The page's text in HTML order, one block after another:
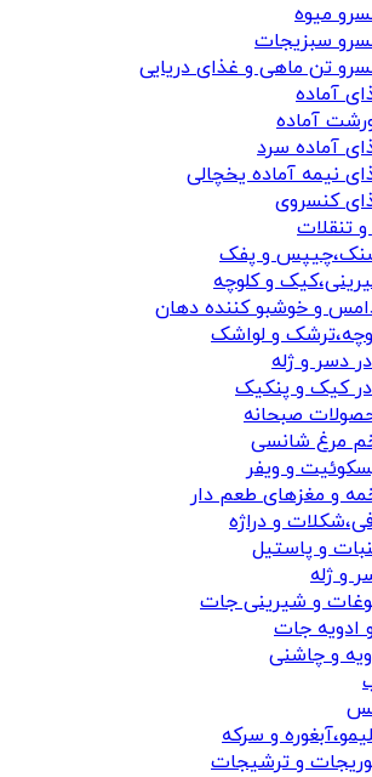
میوه
سبزیجات
تن ماهی و غذای دریایی
آماده
آماده
آماده سرد
نیمه آماده یخچالی
کنسروی
تنقلات
و پفک
و کلوچه
و خوشبو کننده دهان
و لواشک
دسر و ژله
کیک و پنکیک
صبحانه
مرغ شانسی
و ویفر
و مغزهای طعم دار
و دراژه
و پاستیل
و ژله
و شیرینی جات
ادویه جات
و چاشنی
و سرکه
و ترشیجات